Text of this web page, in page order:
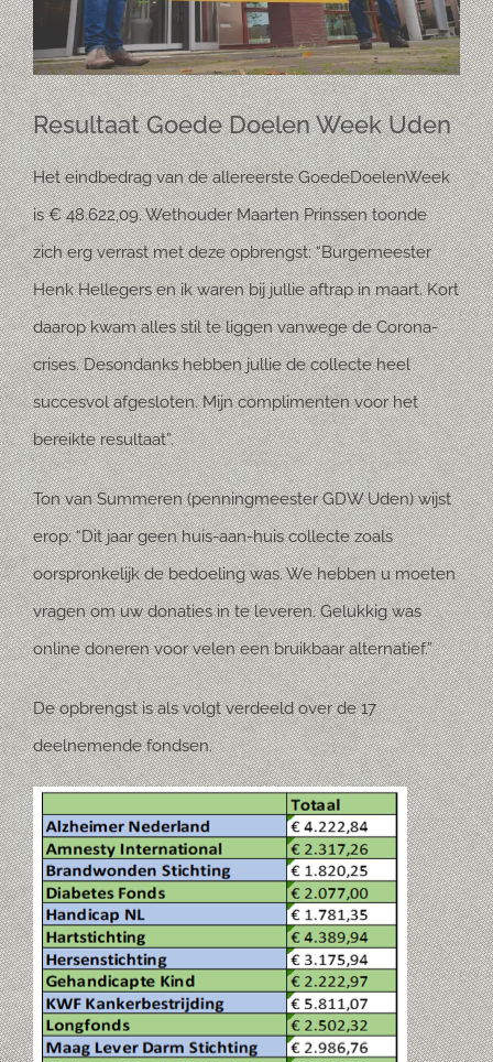
Resultaat Goede Doelen Week Uden
Het eindbedrag van de allereerste GoedeDoelenWeek
is € 48.622,09. Wethouder Maarten Prinssen toonde
zich erg verrast met deze opbrengst: “Burgemeester
Henk Hellegers en ik waren bij jullie aftrap in maart. Kort
daarop kwam alles stil te liggen vanwege de Corona-
crises. Desondanks hebben jullie de collecte heel
succesvol afgesloten. Mijn complimenten voor het
bereikte resultaat”.
Ton van Summeren (penningmeester GDW Uden) wijst
erop: “Dit jaar geen huis-aan-huis collecte zoals
oorspronkelijk de bedoeling was. We hebben u moeten
vragen om uw donaties in te leveren. Gelukkig was
online doneren voor velen een bruikbaar alternatief.”
De opbrengst is als volgt verdeeld over de 17
deelnemende fondsen.